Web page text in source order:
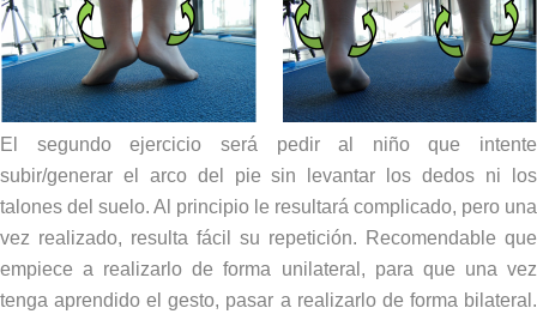
El segundo ejercicio será pedir al niño que intente
subir/generar el arco del pie sin levantar los dedos ni los
talones del suelo. Al principio le resultará complicado, pero una
vez realizado, resulta fácil su repetición. Recomendable que
empiece a realizarlo de forma unilateral, para que una vez
tenga aprendido el gesto, pasar a realizarlo de forma bilateral.